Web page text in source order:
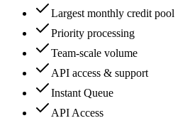
Largest monthly credit pool
Priority processing
Team-scale volume
API access & support
Instant Queue
API Access